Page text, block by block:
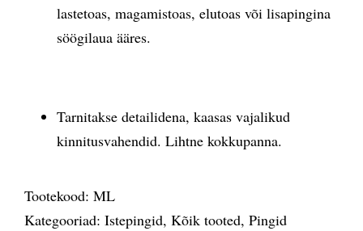
lastetoas, magamistoas, elutoas või lisapingina
söögilaua ääres.
Tarnitakse detailidena, kaasas vajalikud
kinnitusvahendid. Lihtne kokkupanna.
Tootekood: ML
Kategooriad: Istepingid, Kõik tooted, Pingid